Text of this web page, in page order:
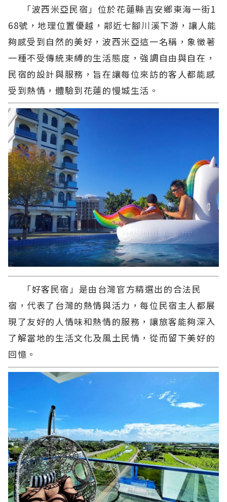
「波西米亞民宿」位於花蓮縣吉安鄉東海一街1
68號，地理位置優越，鄰近七腳川溪下游，讓人能
夠感受到自然的美好，波西米亞這一名稱，象徵著
一種不受傳統束縛的生活態度，強調自由與自在，
民宿的設計與服務，旨在讓每位來訪的客人都能感
受到熱情，體驗到花蓮的慢城生活。
「好客民宿」是由台灣官方精選出的合法民
宿，代表了台灣的熱情與活力，每位民宿主人都展
現了友好的人情味和熱情的服務，讓旅客能夠深入
了解當地的生活文化及風土民情，從而留下美好的
回憶。